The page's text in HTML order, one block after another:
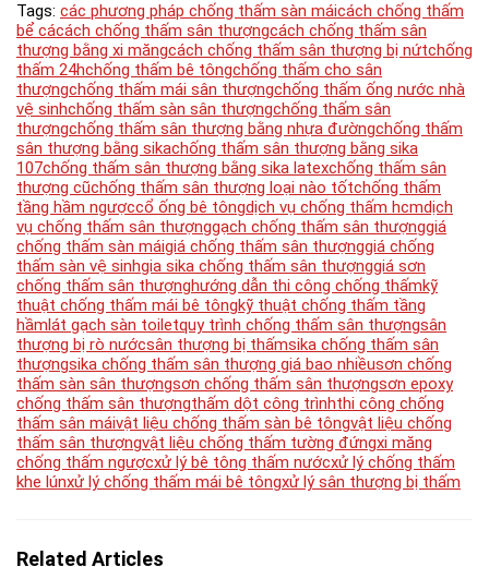
Tags: các phương pháp chống thấm sàn máicách chống thấm
bể cácách chống thấm sân thượngcách chống thấm sân
thượng bằng xi măngcách chống thấm sân thượng bị nứtchống
thấm 24hchống thấm bê tôngchống thấm cho sân
thượngchống thấm mái sân thượngchống thấm ống nước nhà
vệ sinhchống thấm sàn sân thượngchống thấm sân
thượngchống thấm sân thượng bằng nhựa đườngchống thấm
sân thượng bằng sikachống thấm sân thượng bằng sika
107chống thấm sân thượng bằng sika latexchống thấm sân
thượng cũchống thấm sân thượng loại nào tốtchống thấm
tầng hầm ngượccổ ống bê tôngdịch vụ chống thấm hcmdịch
vụ chống thấm sân thượnggạch chống thấm sân thượnggiá
chống thấm sàn máigiá chống thấm sân thượnggiá chống
thấm sàn vệ sinhgia sika chống thấm sân thượnggiá sơn
chống thấm sân thượnghướng dẫn thi công chống thấmkỹ
thuật chống thấm mái bê tôngkỹ thuật chống thấm tầng
hầm lát gạch sàn toiletquy trình chống thấm sân thượngsân
thượng bị rò nướcsân thượng bị thấmsika chống thấm sân
thượngsika chống thấm sân thượng giá bao nhiềusơn chống
thấm sàn sân thượngsơn chống thấm sân thượngsơn epoxy
chống thấm sân thượngthấm dột công trìnhthi công chống
thấm sân máivật liệu chống thấm sàn bê tôngvật liệu chống
thấm sân thượngvật liệu chống thấm tường đứngxi măng
chống thấm ngượcxử lý bê tông thấm nướcxử lý chống thấm
khe lúnxử lý chống thấm mái bê tôngxử lý sân thượng bị thấm
Related Articles